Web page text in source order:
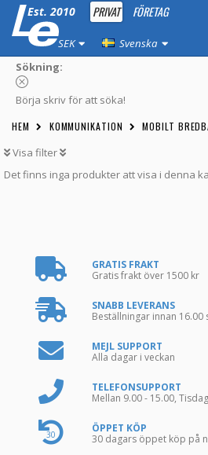
Est. 2010 PRIVAT FÖRETAG
SEK Svenska
Sökning:
Börja skriv för att söka!
HEM KOMMUNIKATION MOBILT
Visa filter
Det finns inga produkter att visa i denna
GRATIS FRAKT
Gratis frakt över 1500 kr
SNABB LEVERANS
Beställningar innan 16.00
MEJL SUPPORT
Alla dagar i veckan
TELEFONSUPPORT
Mellan 9.00 - 15.00,
30
ÖPPET KÖP
30 dagars öppet köp på